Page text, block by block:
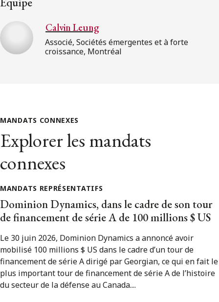
Calvin Leung
Associé, Sociétés émergentes et à forte
croissance, Montréal
MANDATS CONNEXES
Explorer les mandats
connexes
MANDATS REPRÉSENTATIFS
Dominion Dynamics, dans le cadre de son tour
de financement de série A de 100 millions $ US
Le 30 juin 2026, Dominion Dynamics a annoncé avoir
mobilisé 100 millions $ US dans le cadre d’un tour de
financement de série A dirigé par Georgian, ce qui en fait le
plus important tour de financement de série A de l’histoire
du secteur de la défense au Canada....